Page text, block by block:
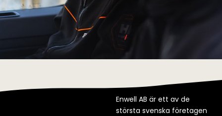
Enwell AB är ett av de
största svenska företagen